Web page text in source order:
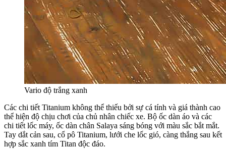
Vario độ trắng xanh
Các chi tiết Titanium không thể thiếu bởi sự cá tính và giá thành cao
thể hiện độ chịu chơi của chủ nhân chiếc xe. Bộ ốc dàn áo và các
chi tiết lốc máy, ốc dàn chân Salaya sáng bóng với màu sắc bắt mắt.
Tay dắt cản sau, cổ pô Titanium, lưới che lốc gió, càng thắng sau kết
hợp sắc xanh tím Titan độc đáo.